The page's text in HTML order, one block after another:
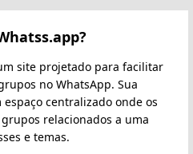
site projetado para facilitar
no WhatsApp. Sua
centralizado onde os
relacionados a uma
e temas.